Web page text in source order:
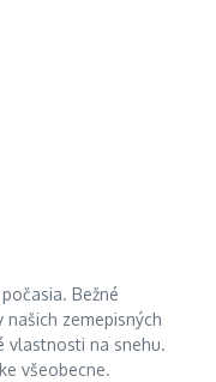
Bežné
zemepisných
vlastnosti na snehu.
všeobecne.